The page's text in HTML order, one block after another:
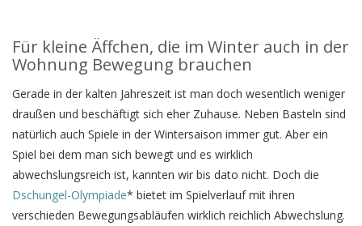
Für kleine Äffchen, die im Winter auch in der
Wohnung Bewegung brauchen
Gerade in der kalten Jahreszeit ist man doch wesentlich weniger
draußen und beschäftigt sich eher Zuhause. Neben Basteln sind
natürlich auch Spiele in der Wintersaison immer gut. Aber ein
Spiel bei dem man sich bewegt und es wirklich
abwechslungsreich ist, kannten wir bis dato nicht. Doch die
Dschungel-Olympiade* bietet im Spielverlauf mit ihren
verschieden Bewegungsabläufen wirklich reichlich Abwechslung.